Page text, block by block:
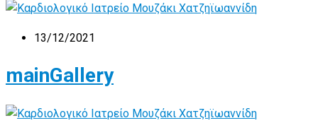
13/12/2021
mainGallery